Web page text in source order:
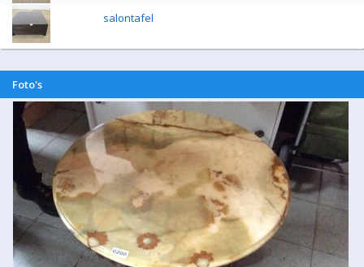
salontafel
Foto's